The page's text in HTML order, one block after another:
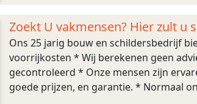
Zoekt U vakmensen? Hier zult u
Ons 25 jarig bouw en schildersbedrijf
voorrijkosten * Wij berekenen geen
gecontroleerd * Onze mensen zijn
goede prijzen, en garantie. * Normaal